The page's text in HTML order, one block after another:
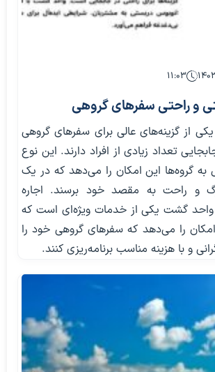
۱۱:۰۳
و راحتی سفرهای گروهی
از گزینه‌های عالی برای سفرهای گروهی
تعداد زیادی از افراد دارند. این نوع
گروه‌ها این امکان را می‌دهد که در یک
و راحت به مقصد خود برسند. اجاره
گشت یکی از خدمات ویژه‌ای است که
را می‌دهد که سفرهای گروهی خود را
و با هزینه مناسب برنامه‌ریزی کنند.